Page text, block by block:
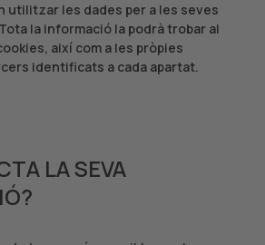
utilitzar les dades per a les seves
la informació la podrà trobar al
així com a les pròpies
identificats a cada apartat.
LA SEVA